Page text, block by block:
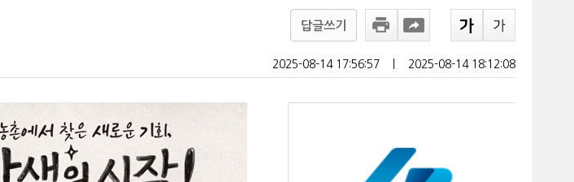
답글쓰기
2025-08-14 17:56:57 2025-08-14 18:12:08